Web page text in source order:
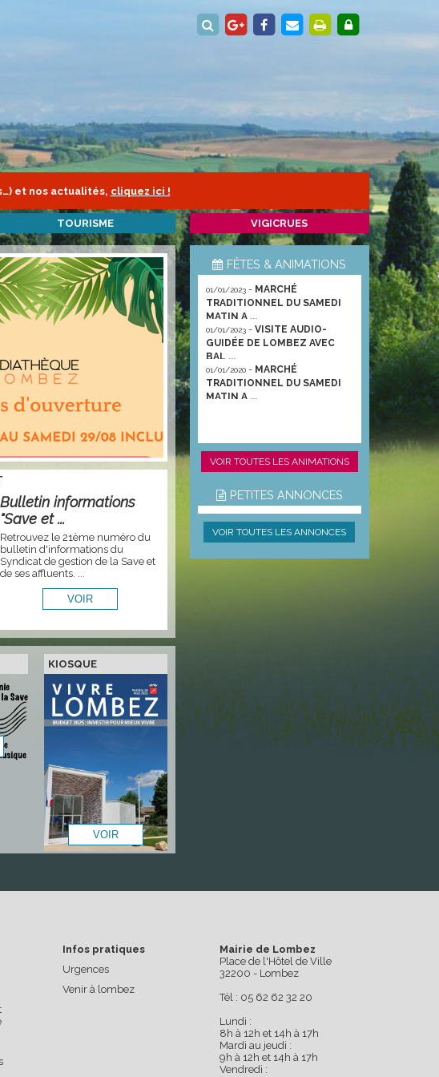
et nos actualités, cliquez ici !
TOURISME VIGICRUES
Bulletin informations
"Save et ...
Retrouvez le 21ème numéro du
bulletin d'informations du
Syndicat de gestion de la Save et
de ses affluents. ...
KIOSQUE
FÊTES & ANIMATIONS
01/01/2023- MARCHÉ
TRADITIONNEL DU SAMEDI
MATIN A ...
01/01/2023- VISITE AUDIO-
GUIDÉE DE LOMBEZ AVEC
BAL ...
01/01/2020- MARCHÉ
TRADITIONNEL DU SAMEDI
MATIN A ...
VOIR TOUTES LES ANIMATIONS
PETITES ANNONCES
VOIR TOUTES LES ANNONCES
Infos pratiques
Urgences
Venir à lombez
Mairie de Lombez
Place de l'Hôtel de Ville
32200 - Lombez
Tél : 05 62 62 32 20
Lundi :
8h à 12h et 14h à 17h
Mardi au jeudi :
9h à 12h et 14h à 17h
Vendredi :